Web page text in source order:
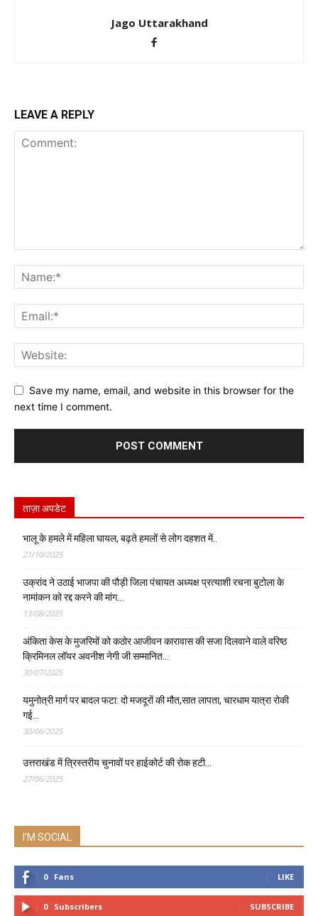
Jago Uttarakhand
LEAVE A REPLY
Save my name, email, and website in this browser for the
next time I comment.
ताज़ा अपडेट
भालू के हमले में महिला घायल, बढ़ते हमलों से लोग दहशत में..
21/10/2025
उक्रांद ने उठाई भाजपा की पौड़ी जिला पंचायत अध्यक्ष प्रत्याशी रचना बुटोला के
नामांकन को रद्द करने की मांग…
13/08/2025
अंकिता केस के मुजरिमों को कठोर आजीवन कारावास की सजा दिलवाने वाले वरिष्ठ
क्रिमिनल लॉयर अवनीश नेगी जी सम्मानित…
30/07/2025
यमुनोत्री मार्ग पर बादल फटा: दो मजदूरों की मौत,सात लापता, चारधाम यात्रा रोकी
गई…
30/06/2025
उत्तराखंड में त्रिस्तरीय चुनावों पर हाईकोर्ट की रोक हटी…
27/06/2025
I'M SOCIAL
0 Fans LIKE
0 Subscribers SUBSCRIBE